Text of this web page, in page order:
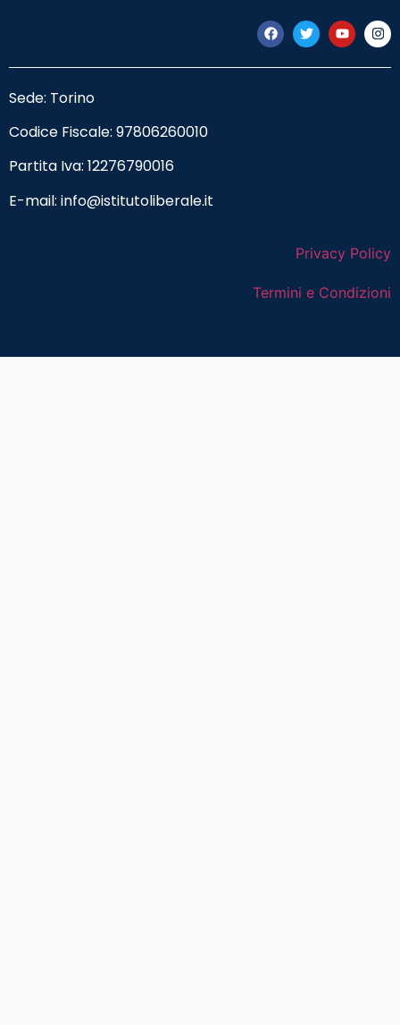
Sede: Torino
Codice Fiscale: 97806260010
Partita Iva: 12276790016
E-mail: info@istitutoliberale.it
Privacy Policy
Termini e Condizioni